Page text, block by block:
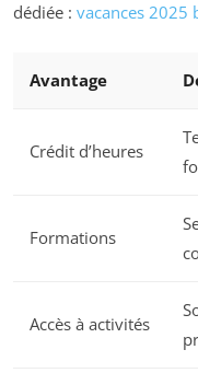
dédiée : vacances 2025
Avantage
Crédit d’heures
Formations
Accès à activités